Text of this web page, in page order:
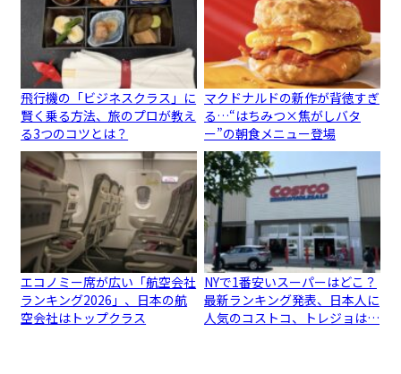
飛行機の「ビジネスクラス」に
賢く乗る方法、旅のプロが教え
る3つのコツとは？
マクドナルドの新作が背徳すぎ
る…“はちみつ×焦がしバタ
ー”の朝食メニュー登場
エコノミー席が広い「航空会社
ランキング2026」、日本の航
空会社はトップクラス
NYで1番安いスーパーはどこ？
最新ランキング発表、日本人に
人気のコストコ、トレジョは…